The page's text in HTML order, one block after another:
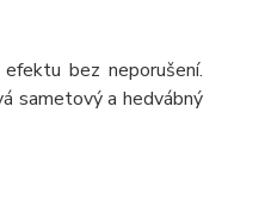
bez neporušení.
sametový a hedvábný